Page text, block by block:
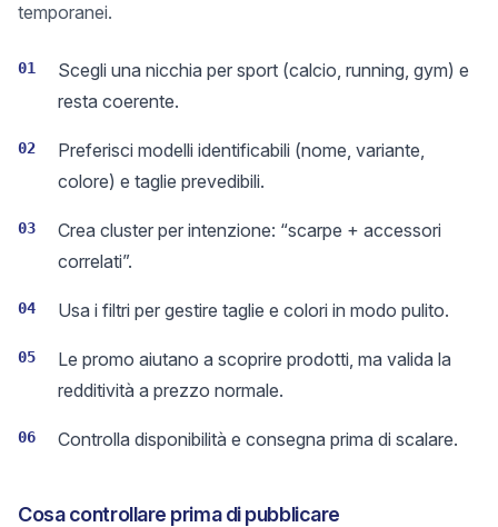
temporanei.
01
Scegli una nicchia per sport (calcio, running, gym) e
resta coerente.
02
Preferisci modelli identificabili (nome, variante,
colore) e taglie prevedibili.
03
Crea cluster per intenzione: “scarpe + accessori
correlati”.
04 Usa i filtri per gestire taglie e colori in modo pulito.
05
Le promo aiutano a scoprire prodotti, ma valida la
redditività a prezzo normale.
06 Controlla disponibilità e consegna prima di scalare.
Cosa controllare prima di pubblicare